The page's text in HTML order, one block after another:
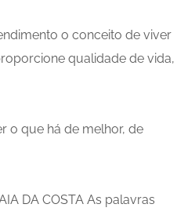
o conceito de viver
qualidade de vida,
o que há de melhor, de
DA COSTA As palavras